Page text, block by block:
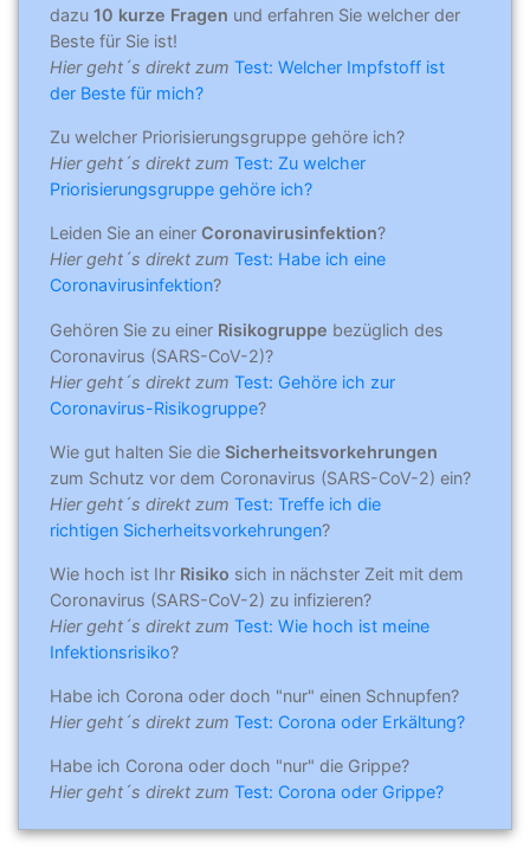
dazu 10 kurze Fragen und erfahren Sie welcher der
Beste für Sie ist!
Hier geht´s direkt zum Test: Welcher Impfstoff ist
der Beste für mich?
Zu welcher Priorisierungsgruppe gehöre ich?
Hier geht´s direkt zum Test: Zu welcher
Priorisierungsgruppe gehöre ich?
Leiden Sie an einer Coronavirusinfektion?
Hier geht´s direkt zum Test: Habe ich eine
Coronavirusinfektion?
Gehören Sie zu einer Risikogruppe bezüglich des
Coronavirus (SARS-CoV-2)?
Hier geht´s direkt zum Test: Gehöre ich zur
Coronavirus-Risikogruppe?
Wie gut halten Sie die Sicherheitsvorkehrungen
zum Schutz vor dem Coronavirus (SARS-CoV-2) ein?
Hier geht´s direkt zum Test: Treffe ich die
richtigen Sicherheitsvorkehrungen?
Wie hoch ist Ihr Risiko sich in nächster Zeit mit dem
Coronavirus (SARS-CoV-2) zu infizieren?
Hier geht´s direkt zum Test: Wie hoch ist meine
Infektionsrisiko?
Habe ich Corona oder doch "nur" einen Schnupfen?
Hier geht´s direkt zum Test: Corona oder Erkältung?
Habe ich Corona oder doch "nur" die Grippe?
Hier geht´s direkt zum Test: Corona oder Grippe?